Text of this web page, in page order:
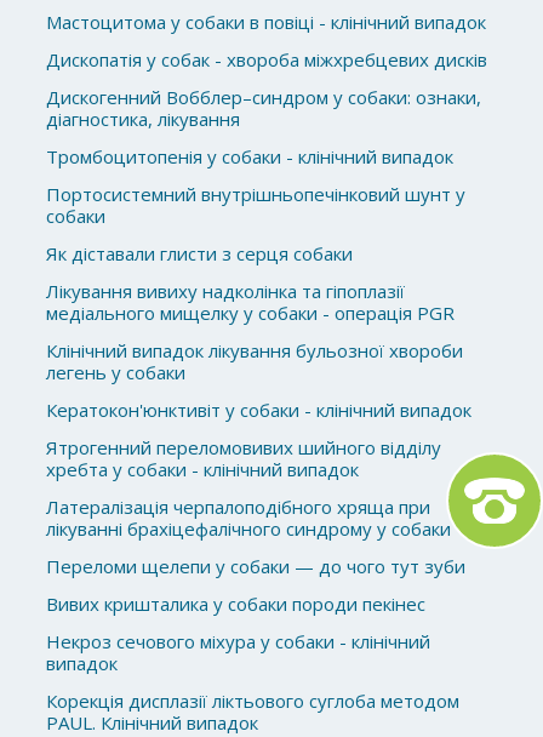
Мастоцитома у собаки в повіці - клінічний випадок
Дископатія у собак - хвороба міжхребцевих дисків
Дискогенний Вобблер–синдром у собаки: ознаки,
діагностика, лікування
Тромбоцитопенія у собаки - клінічний випадок
Портосистемний внутрішньопечінковий шунт у
собаки
Як діставали глисти з серця собаки
Лікування вивиху надколінка та гіпоплазії
медіального мищелку у собаки - операція PGR
Клінічний випадок лікування бульозної хвороби
легень у собаки
Кератокон'юнктивіт у собаки - клінічний випадок
Ятрогенний переломовивих шийного відділу
хребта у собаки - клінічний випадок
Латералізація черпалоподібного хряща при
лікуванні брахіцефалічного синдрому у собаки
Переломи щелепи у собаки — до чого тут зуби
Вивих кришталика у собаки породи пекінес
Некроз сечового міхура у собаки - клінічний
випадок
Корекція дисплазії ліктьового суглоба методом
PAUL. Клінічний випадок